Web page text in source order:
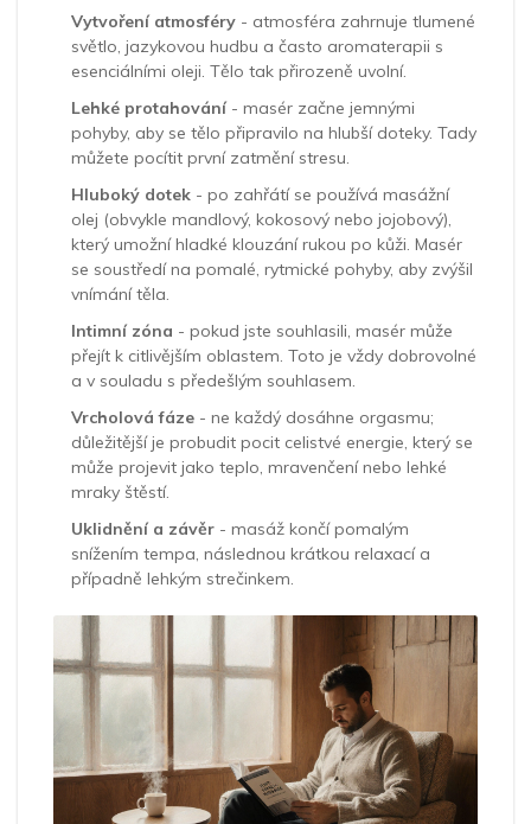
Vytvoření atmosféry - atmosféra zahrnuje tlumené
světlo, jazykovou hudbu a často aromaterapii s
esenciálními oleji. Tělo tak přirozeně uvolní.
Lehké protahování- masér začne jemnými
pohyby, aby se tělo připravilo na hlubší doteky. Tady
můžete pocítit první zatmění stresu.
Hluboký dotek - po zahřátí se používá masážní
olej (obvykle mandlový, kokosový nebo jojobový),
který umožní hladké klouzání rukou po kůži. Masér
se soustředí na pomalé, rytmické pohyby, aby zvýšil
vnímání těla.
Intimní zóna - pokud jste souhlasili, masér může
přejít k citlivějším oblastem. Toto je vždy dobrovolné
a v souladu s předešlým souhlasem.
Vrcholová fáze - ne každý dosáhne orgasmu;
důležitější je probudit pocit celistvé energie, který se
může projevit jako teplo, mravenčení nebo lehké
mraky štěstí.
Uklidnění a závěr - masáž končí pomalým
snížením tempa, následnou krátkou relaxací a
případně lehkým strečinkem.